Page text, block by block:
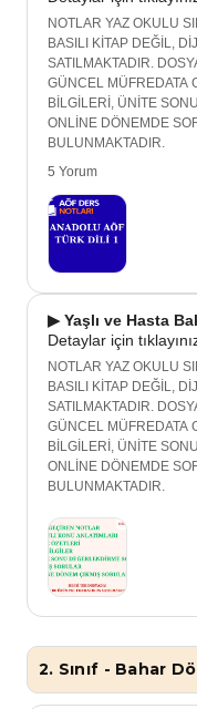
NOTLAR YAZ OKULU
BASILI KİTAP DEĞİL,
SATILMAKTADIR.
GÜNCEL MÜFREDATA
BİLGİLERİ, ÜNİTE
ONLİNE DÖNEMDE
BULUNMAKTADIR.
5 Yorum
▶ Yaşlı ve Hasta
Detaylar için
NOTLAR YAZ OKULU
BASILI KİTAP DEĞİL,
SATILMAKTADIR.
GÜNCEL MÜFREDATA
BİLGİLERİ, ÜNİTE
ONLİNE DÖNEMDE
BULUNMAKTADIR.
2. Sınıf - Bahar